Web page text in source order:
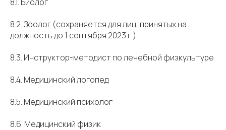
8.2. Зоолог (сохраняется для лиц, принятых на
должность до 1 сентября 2023 г.)
8.3. Инструктор-методист по лечебной физкультуре
8.4. Медицинский логопед
8.5. Медицинский психолог
8.6. Медицинский физик